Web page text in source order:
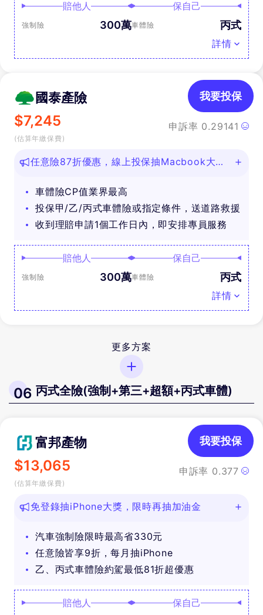
賠他人
強制險 300萬
保自己
車體險 丙式
詳情
國泰產險
$7,245
(估算年繳保費)
申訴率 0.29141
我要投保
任意險87折優惠，線上投保抽Macbook大
車體險CP值業界最高
投保甲/乙/丙式車體險或指定條件，送道路救援
收到理賠申請1個工作日內，即安排專員服務
賠他人
強制險 300萬
保自己
車體險 丙式
詳情
更多方案
06 丙式全險(強制+第三+超額+丙式車體)
富邦產物
$13,065
(估算年繳保費)
申訴率 0.377
我要投保
免登錄抽iPhone大獎，限時再抽加油金
汽車強制險限時最高省330元
任意險皆享9折，每月抽iPhone
乙、丙式車體險約駕最低81折超優惠
賠他人 保自己